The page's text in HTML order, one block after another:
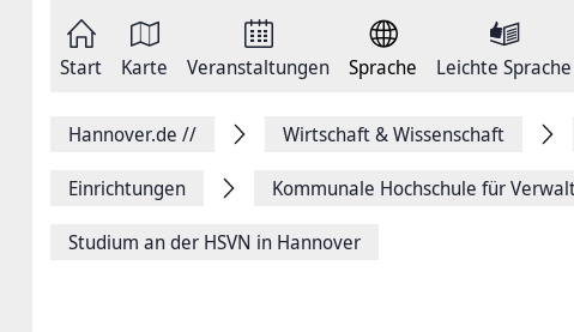
springen
Start Karte Veranstaltungen Sprache Leichte Sprache
FacebookHannover.de // Wirtschaft & Wissenschaft
Einrichtungen Kommunale Hochschule für
Studium an der HSVN in Hannover